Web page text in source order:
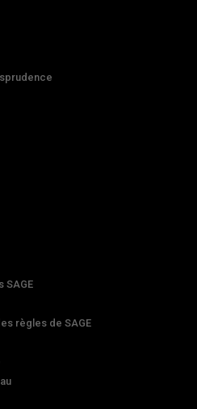
SAGE
règles de SAGE